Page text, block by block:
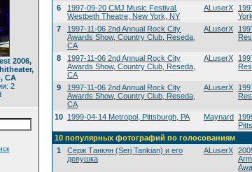
2006,
CA
2
6
1997-09-20 CMJ Music Festival,
Westbeth Theatre, New York, NY
ALuserX
7
1997-11-06 2nd Annual Rock City
Awards Show, Country Club, Reseda,
CA
ALuserX
8
1997-11-06 2nd Annual Rock City
Awards Show, Country Club, Reseda,
CA
ALuserX
9
1997-11-06 2nd Annual Rock City
Awards Show, Country Club, Reseda,
CA
ALuserX
10 1999-04-14 Metropol, Pittsburgh, PA Maynard
10 популярных фотографий по голосованиям
1
Серж Танкян (Serj Tankian) и его
девушка
ALuserX